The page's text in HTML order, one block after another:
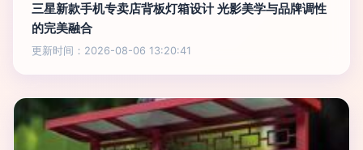
三星新款手机专卖店背板灯箱设计 光影美学与品牌调性
的完美融合
更新时间：2026-08-06 13:20:41